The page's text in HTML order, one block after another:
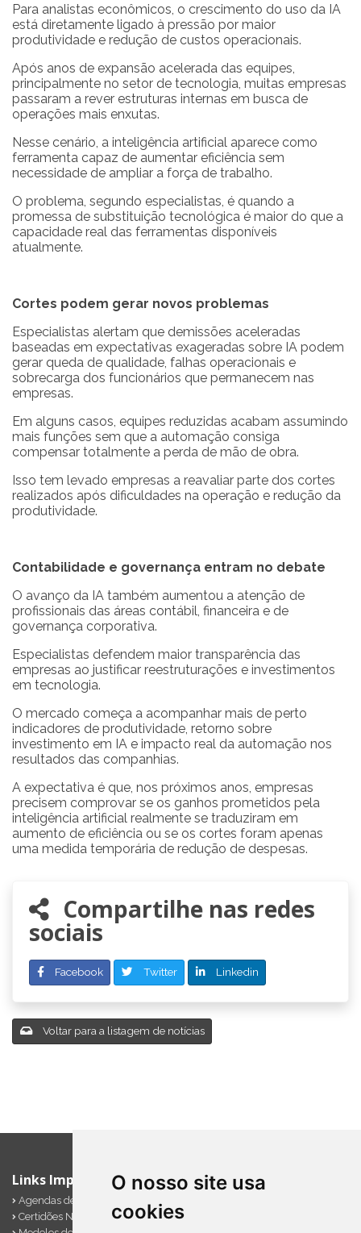
O nosso site usa
cookies
Para analistas econômicos, o crescimento do uso da IA
está diretamente ligado à pressão por maior
produtividade e redução de custos operacionais.
Após anos de expansão acelerada das equipes,
principalmente no setor de tecnologia, muitas empresas
passaram a rever estruturas internas em busca de
operações mais enxutas.
Nesse cenário, a inteligência artificial aparece como
ferramenta capaz de aumentar eficiência sem
necessidade de ampliar a força de trabalho.
O problema, segundo especialistas, é quando a
promessa de substituição tecnológica é maior do que a
capacidade real das ferramentas disponíveis
atualmente.
Cortes podem gerar novos problemas
Especialistas alertam que demissões aceleradas
baseadas em expectativas exageradas sobre IA podem
gerar queda de qualidade, falhas operacionais e
sobrecarga dos funcionários que permanecem nas
empresas.
Em alguns casos, equipes reduzidas acabam assumindo
mais funções sem que a automação consiga
compensar totalmente a perda de mão de obra.
Isso tem levado empresas a reavaliar parte dos cortes
realizados após dificuldades na operação e redução da
produtividade.
Contabilidade e governança entram no debate
O avanço da IA também aumentou a atenção de
profissionais das áreas contábil, financeira e de
governança corporativa.
Especialistas defendem maior transparência das
empresas ao justificar reestruturações e investimentos
em tecnologia.
O mercado começa a acompanhar mais de perto
indicadores de produtividade, retorno sobre
investimento em IA e impacto real da automação nos
resultados das companhias.
A expectativa é que, nos próximos anos, empresas
precisem comprovar se os ganhos prometidos pela
inteligência artificial realmente se traduziram em
aumento de eficiência ou se os cortes foram apenas
uma medida temporária de redução de despesas.
Compartilhe nas redes
sociais
Facebook Twitter Linkedin
Voltar para a listagem de notícias
Links Importantes
Agendas de Obrigações
Certidões Negativas